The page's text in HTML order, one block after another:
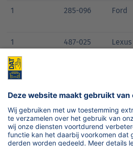
1 285-096 Ford
1 487-025 Lexus
1 570-079
Benz